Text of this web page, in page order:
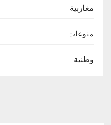
مغاربية
منوعات
وطنية